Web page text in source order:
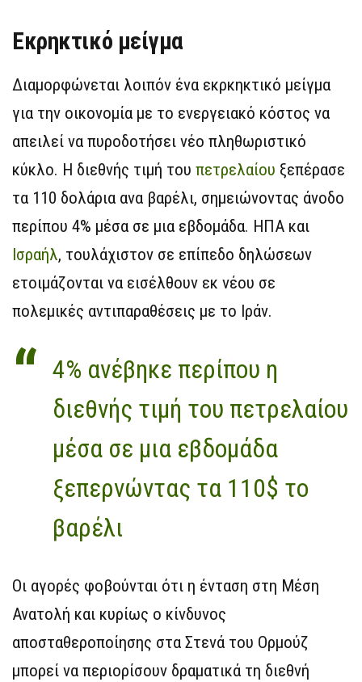
Εκρηκτικό μείγμα
Διαμορφώνεται λοιπόν ένα εκρκηκτικό μείγμα
για την οικονομία με το ενεργειακό κόστος να
απειλεί να πυροδοτήσει νέο πληθωριστικό
κύκλο. Η διεθνής τιμή του πετρελαίου ξεπέρασε
τα 110 δολάρια ανα βαρέλι, σημειώνοντας άνοδο
περίπου 4% μέσα σε μια εβδομάδα. ΗΠΑ και
Ισραήλ, τουλάχιστον σε επίπεδο δηλώσεων
ετοιμάζονται να εισέλθουν εκ νέου σε
πολεμικές αντιπαραθέσεις με το Ιράν.
4% ανέβηκε περίπου η
διεθνής τιμή του πετρελαίου
μέσα σε μια εβδομάδα
ξεπερνώντας τα 110$ το
βαρέλι
Οι αγορές φοβούνται ότι η ένταση στη Μέση
Ανατολή και κυρίως ο κίνδυνος
αποσταθεροποίησης στα Στενά του Ορμούζ
μπορεί να περιορίσουν δραματικά τη διεθνή